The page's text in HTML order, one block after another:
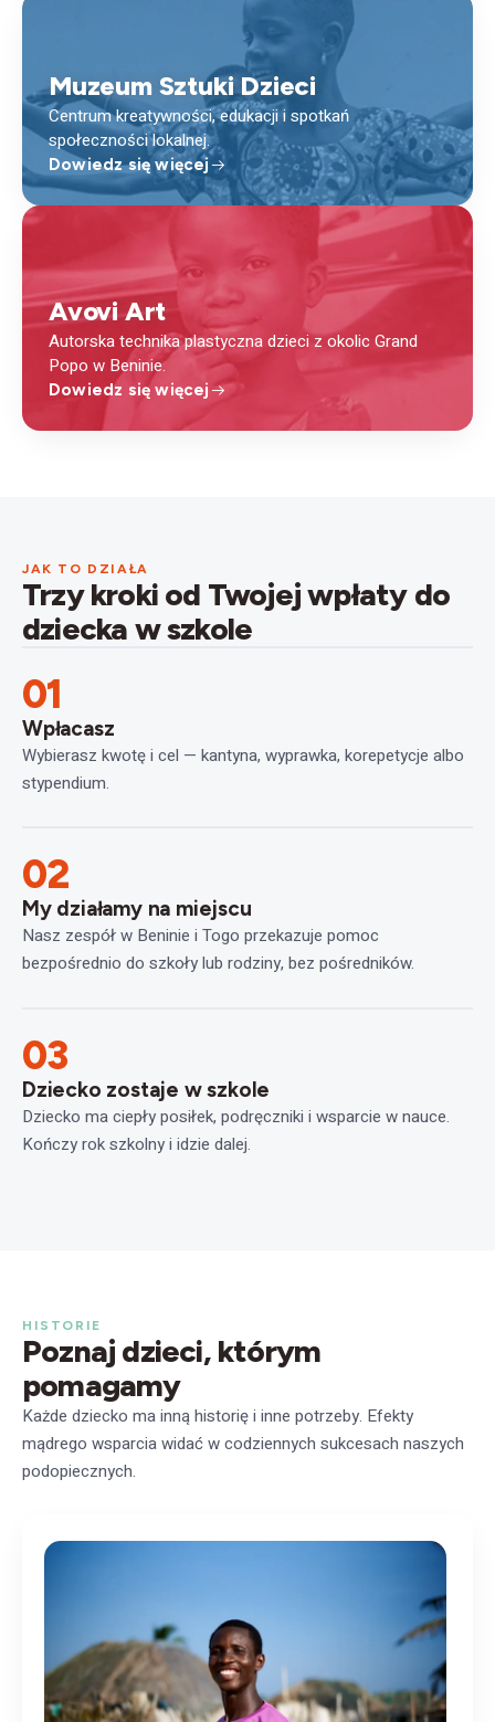
Muzeum Sztuki Dzieci
Centrum kreatywności, edukacji i spotkań
społeczności lokalnej.
Dowiedz się więcej
Avovi Art
Autorska technika plastyczna dzieci z okolic Grand
Popo w Beninie.
Dowiedz się więcej
JAK TO DZIAŁA
Trzy kroki od Twojej wpłaty do
dziecka w szkole
01
Wpłacasz
Wybierasz kwotę i cel — kantyna, wyprawka, korepetycje albo
stypendium.
02
My działamy na miejscu
Nasz zespół w Beninie i Togo przekazuje pomoc
bezpośrednio do szkoły lub rodziny, bez pośredników.
03
Dziecko zostaje w szkole
Dziecko ma ciepły posiłek, podręczniki i wsparcie w nauce.
Kończy rok szkolny i idzie dalej.
HISTORIE
Poznaj dzieci, którym
pomagamy
Każde dziecko ma inną historię i inne potrzeby. Efekty
mądrego wsparcia widać w codziennych sukcesach naszych
podopiecznych.